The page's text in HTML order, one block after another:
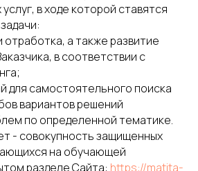
в ходе которой ставятся
а также развитие
в соответствии с
для самостоятельного поиска
вариантов решений
по определенной тематике.
- совокупность защищенных
на обучающей
разделе Сайта: https://matita-